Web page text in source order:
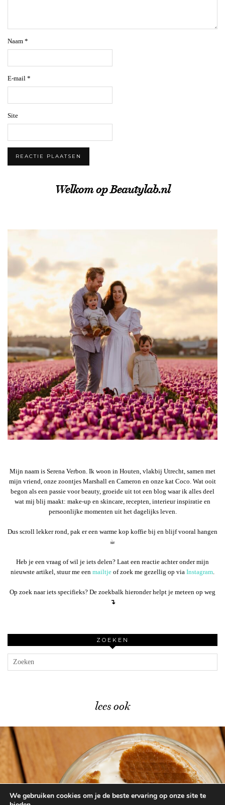
Naam *
E-mail *
Site
Welkom op Beautylab.nl
Mijn naam is Serena Verbon. Ik woon in Houten, vlakbij Utrecht, samen met
mijn vriend, onze zoontjes Marshall en Cameron en onze kat Coco. Wat ooit
begon als een passie voor beauty, groeide uit tot een blog waar ik alles deel
wat mij blij maakt: make-up en skincare, recepten, interieur inspiratie en
persoonlijke momenten uit het dagelijks leven.
Dus scroll lekker rond, pak er een warme kop koffie bij en blijf vooral hangen
☕︎
Heb je een vraag of wil je iets delen? Laat een reactie achter onder mijn
nieuwste artikel, stuur me een mailtje of zoek me gezellig op via Instagram.
Op zoek naar iets specifieks? De zoekbalk hieronder helpt je meteen op weg
↴
ZOEKEN
lees ook
Heerlijk herfsttoetje met stroopwafels …
We gebruiken cookies om je de beste ervaring op onze site te